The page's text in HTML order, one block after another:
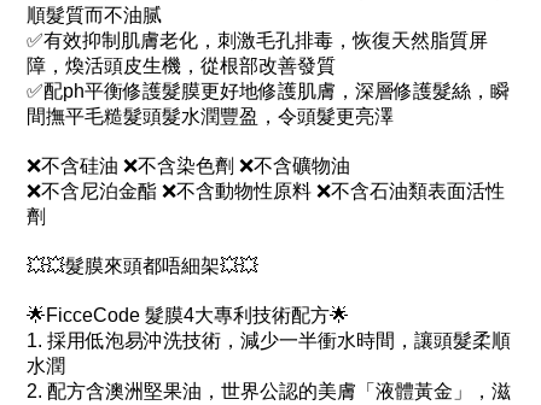
順髮質而不油腻
✅有效抑制肌膚老化，刺激毛孔排毒，恢復天然脂質屏
障，煥活頭皮生機，從根部改善發質
✅配ph平衡修護髮膜更好地修護肌膚，深層修護髮絲，瞬
間撫平毛糙髮頭髮水潤豐盈，令頭髮更亮澤
❌不含硅油 ❌不含染色劑 ❌不含礦物油
❌不含尼泊金酯 ❌不含動物性原料 ❌不含石油類表面活性
劑
💥💥髮膜來頭都唔細架💥💥
🌟FicceCode 髮膜4大專利技術配方🌟
1. 採用低泡易沖洗技術，減少一半衝水時間，讓頭髮柔順
水潤
2. 配方含澳洲堅果油，世界公認的美膚「液體黃金」，滋